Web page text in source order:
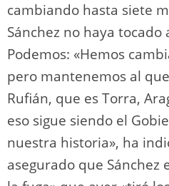
cambiando hasta siete
Sánchez no haya
Podemos: «Hemos
pero mantenemos al
Rufián, que es Torra,
eso sigue siendo el
nuestra historia», ha
asegurado que Sánchez